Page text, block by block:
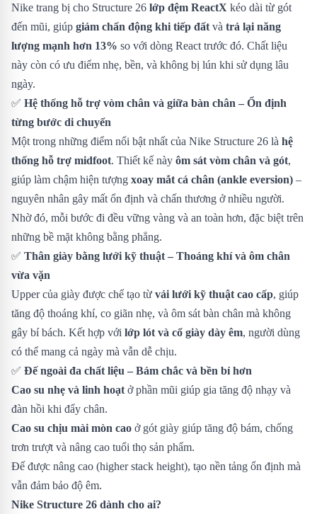
Nike trang bị cho Structure 26 lớp đệm ReactX kéo dài từ gót
đến mũi, giúp giảm chấn động khi tiếp đất và trả lại năng
lượng mạnh hơn 13% so với dòng React trước đó. Chất liệu
này còn có ưu điểm nhẹ, bền, và không bị lún khi sử dụng lâu
ngày.
✅ Hệ thống hỗ trợ vòm chân và giữa bàn chân – Ổn định
từng bước di chuyển
Một trong những điểm nổi bật nhất của Nike Structure 26 là hệ
thống hỗ trợ midfoot. Thiết kế này ôm sát vòm chân và gót,
giúp làm chậm hiện tượng xoay mắt cá chân (ankle eversion) –
nguyên nhân gây mất ổn định và chấn thương ở nhiều người.
Nhờ đó, mỗi bước đi đều vững vàng và an toàn hơn, đặc biệt trên
những bề mặt không bằng phẳng.
✅ Thân giày bằng lưới kỹ thuật – Thoáng khí và ôm chân
vừa vặn
Upper của giày được chế tạo từ vải lưới kỹ thuật cao cấp, giúp
tăng độ thoáng khí, co giãn nhẹ, và ôm sát bàn chân mà không
gây bí bách. Kết hợp với lớp lót và cổ giày dày êm, người dùng
có thể mang cả ngày mà vẫn dễ chịu.
✅ Đế ngoài đa chất liệu – Bám chắc và bền bỉ hơn
Cao su nhẹ và linh hoạt ở phần mũi giúp gia tăng độ nhạy và
đàn hồi khi đẩy chân.
Cao su chịu mài mòn cao ở gót giày giúp tăng độ bám, chống
trơn trượt và nâng cao tuổi thọ sản phẩm.
Đế được nâng cao (higher stack height), tạo nền tảng ổn định mà
vẫn đảm bảo độ êm.
Nike Structure 26 dành cho ai?